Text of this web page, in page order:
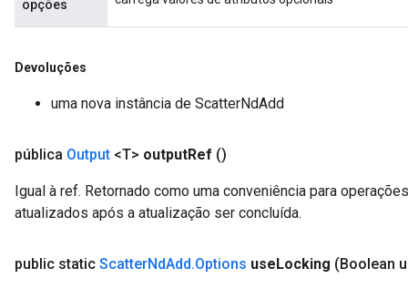
opções
Devoluções
uma nova instância de ScatterNdAdd
pública Output <T> outputRef ()
Igual à ref. Retornado como uma conveniência para
atualizados após a atualização ser concluída.
public static ScatterNdAdd.Options useLocking (Boolean